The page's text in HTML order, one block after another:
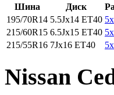
Шина Диск
195/70R14 5.5Jx14 ET40
215/60R15 6.5Jx15 ET40
215/55R16 7Jx16 ET40
Nissan